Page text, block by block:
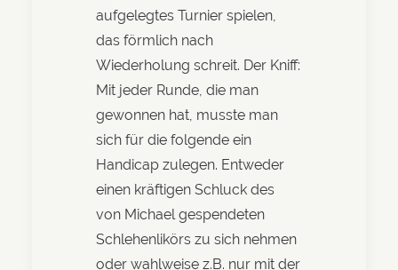
aufgelegtes Turnier spielen,
das förmlich nach
Wiederholung schreit. Der Kniff:
Mit jeder Runde, die man
gewonnen hat, musste man
sich für die folgende ein
Handicap zulegen. Entweder
einen kräftigen Schluck des
von Michael gespendeten
Schlehenlikörs zu sich nehmen
oder wahlweise z.B. nur mit der